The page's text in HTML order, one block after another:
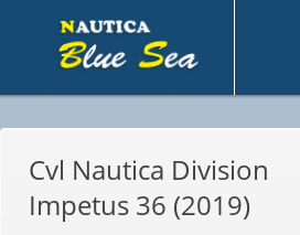
Unternehmen
Gebraucht
eu
Cvl Nautica Division
Impetus 36 (2019)